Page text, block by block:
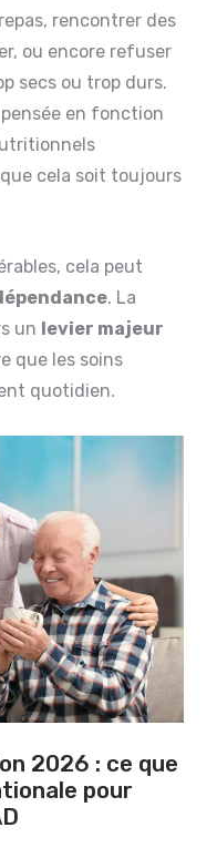
rencontrer des
ou encore refuser
secs ou trop durs.
pensée en fonction
cela soit toujours
cela peut
. La
un levier majeur
que les soins
quotidien.
2026 : ce que
pour